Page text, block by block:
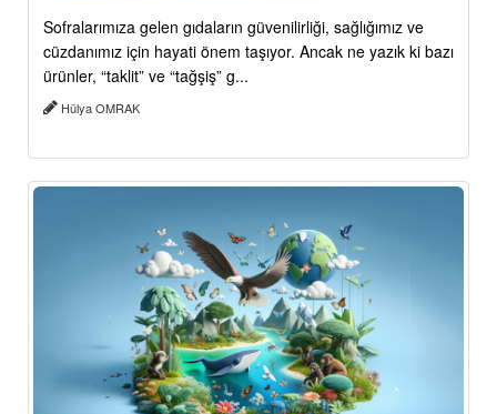
Sofralarımıza gelen gıdaların güvenilirliği, sağlığımız ve
cüzdanımız için hayati önem taşıyor. Ancak ne yazık ki bazı
ürünler, “taklit” ve “tağşiş” g...
Hülya OMRAK